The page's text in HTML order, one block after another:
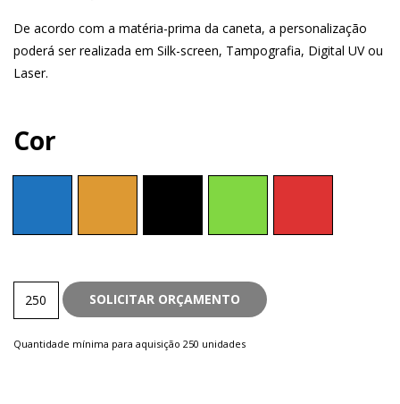
De acordo com a matéria-prima da caneta, a personalização
poderá ser realizada em Silk-screen, Tampografia, Digital UV ou
Laser.
Cor
quantity
SOLICITAR ORÇAMENTO
Quantidade mínima para aquisição 250 unidades